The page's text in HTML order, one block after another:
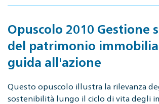
Opuscolo 2010 Gestione
del patrimonio
guida all'azione
Questo opuscolo illustra la rilevanza
sostenibilità lungo il ciclo di vita degli